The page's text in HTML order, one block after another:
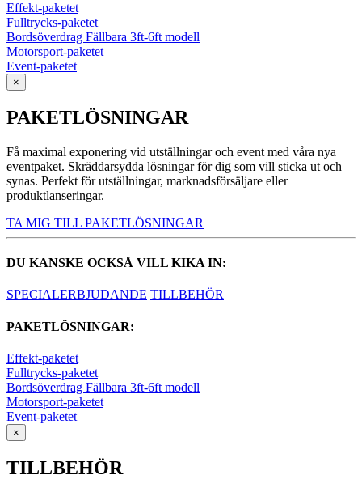
Effekt-paketet
Fulltrycks-paketet
Bordsöverdrag Fällbara 3ft-6ft modell
Motorsport-paketet
Event-paketet
×
PAKETLÖSNINGAR
Få maximal exponering vid utställningar och event med våra nya
eventpaket. Skräddarsydda lösningar för dig som vill sticka ut och
synas. Perfekt för utställningar, marknadsförsäljare eller
produktlanseringar.
TA MIG TILL PAKETLÖSNINGAR
DU KANSKE OCKSÅ VILL KIKA IN:
SPECIALERBJUDANDE TILLBEHÖR
PAKETLÖSNINGAR:
Effekt-paketet
Fulltrycks-paketet
Bordsöverdrag Fällbara 3ft-6ft modell
Motorsport-paketet
Event-paketet
×
TILLBEHÖR